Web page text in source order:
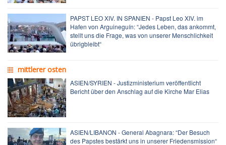
PAPST LEO XIV. IN SPANIEN - Papst Leo XIV. im
Hafen von Arguineguín: “Jedes Leben, das ankommt,
stellt uns die Frage, was von unserer Menschlichkeit
übrigbleibt“
mittlerer osten
ASIEN/SYRIEN - Justizministerium veröffentlicht
Bericht über den Anschlag auf die Kirche Mar Elias
ASIEN/LIBANON - General Abagnara: “Der Besuch
des Papstes bestärkt uns in unserer Friedensmission“